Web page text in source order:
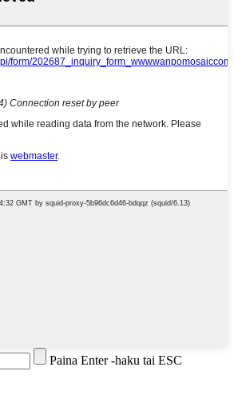
Paina Enter -haku tai ESC